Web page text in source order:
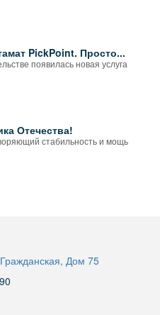
PickPoint. Просто...
появилась новая услуга
Отечества!
стабильность и мощь
Дом 75